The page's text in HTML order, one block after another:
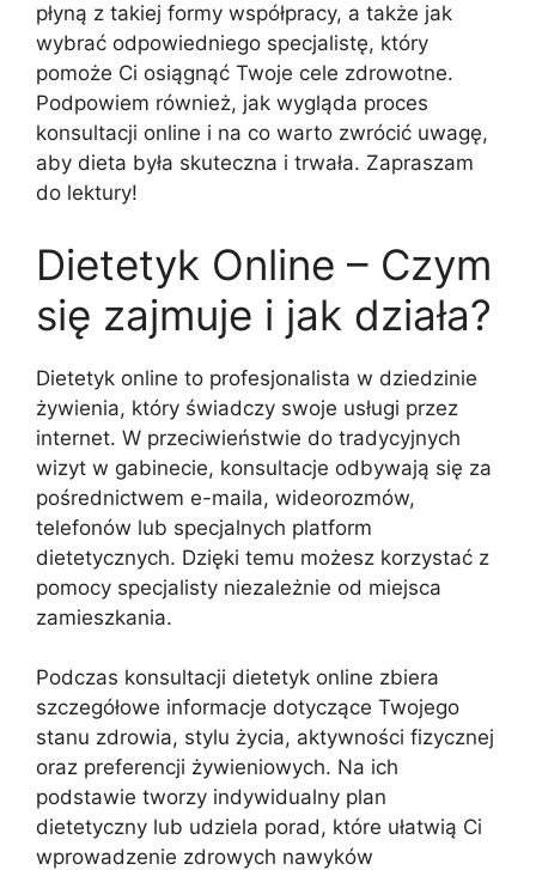
płyną z takiej formy współpracy, a także jak
wybrać odpowiedniego specjalistę, który
pomoże Ci osiągnąć Twoje cele zdrowotne.
Podpowiem również, jak wygląda proces
konsultacji online i na co warto zwrócić uwagę,
aby dieta była skuteczna i trwała. Zapraszam
do lektury!
Dietetyk Online – Czym
się zajmuje i jak działa?
Dietetyk online to profesjonalista w dziedzinie
żywienia, który świadczy swoje usługi przez
internet. W przeciwieństwie do tradycyjnych
wizyt w gabinecie, konsultacje odbywają się za
pośrednictwem e-maila, wideorozmów,
telefonów lub specjalnych platform
dietetycznych. Dzięki temu możesz korzystać z
pomocy specjalisty niezależnie od miejsca
zamieszkania.
Podczas konsultacji dietetyk online zbiera
szczegółowe informacje dotyczące Twojego
stanu zdrowia, stylu życia, aktywności fizycznej
oraz preferencji żywieniowych. Na ich
podstawie tworzy indywidualny plan
dietetyczny lub udziela porad, które ułatwią Ci
wprowadzenie zdrowych nawyków